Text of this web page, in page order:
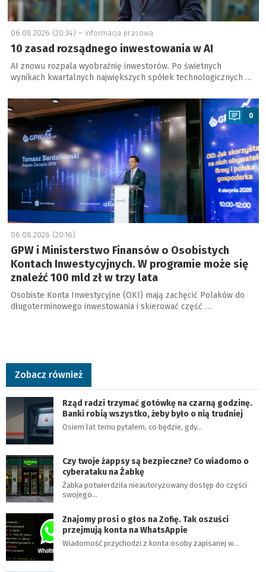
06.08.2026 (20:34) – informacja prasowa
10 zasad rozsądnego inwestowania w AI
AI znowu rozpala wyobraźnię inwestorów. Po świetnych
wynikach kwartalnych największych spółek technologicznych …
a
0
06.08.2026 (20:16)
GPW i Ministerstwo Finansów o Osobistych
Kontach Inwestycyjnych. W programie może się
znaleźć 100 mld zł w trzy lata
Osobiste Konta Inwestycyjne (OKI) mają zachęcić Polaków do
długoterminowego inwestowania i skierować część …
Zobacz również
Rząd radzi trzymać gotówkę na czarną godzinę.
Banki robią wszystko, żeby było o nią trudniej
Osiem lat temu pytałem, co będzie, gdy…
Czy twoje żappsy są bezpieczne? Co wiadomo o
cyberataku na Żabkę
Żabka potwierdziła nieautoryzowany dostęp do części
swojego…
Znajomy prosi o głos na Zofię. Tak oszuści
przejmują konta na WhatsAppie
Wiadomość przychodzi z konta osoby zapisanej w…